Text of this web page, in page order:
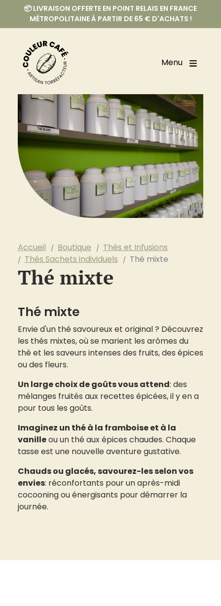
📦 LIVRAISON OFFERTE EN POINT RELAIS EN FRANCE
MÉTROPOLITAINE À PARTIR DE 65 € D'ACHATS !
Menu
Accueil Boutique
Thés et Infusions
Thés Sachets individuels
Thé mixte
Thé mixte
Thé mixte
Envie d'un thé savoureux et original ? Découvrez
les thés mixtes, où se marient les arômes du
thé et les saveurs intenses des fruits, des épices
ou des fleurs.
Un large choix de goûts vous attend: des
mélanges fruités aux recettes épicées, il y en a
pour tous les goûts.
Imaginez un thé à la framboise et à la
vanilleou un thé aux épices chaudes. Chaque
tasse est une nouvelle aventure gustative.
Chauds ou glacés, savourez-les selon vos
envies: réconfortants pour un après-midi
cocooning ou énergisants pour démarrer la
journée.